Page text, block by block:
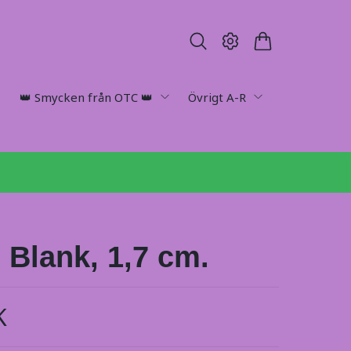
👑 Smycken från OTC 👑
Övrigt A-R
Blank, 1,7 cm.